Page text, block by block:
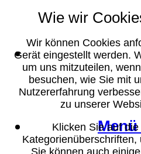
Menü
Wie wir
Wir können Cookies
Gerät eingestellt werden.
um uns mitzuteilen,
besuchen, wie Sie mit
Nutzererfahrung
zu unserer
Klicken Sie auf
Sie können auch